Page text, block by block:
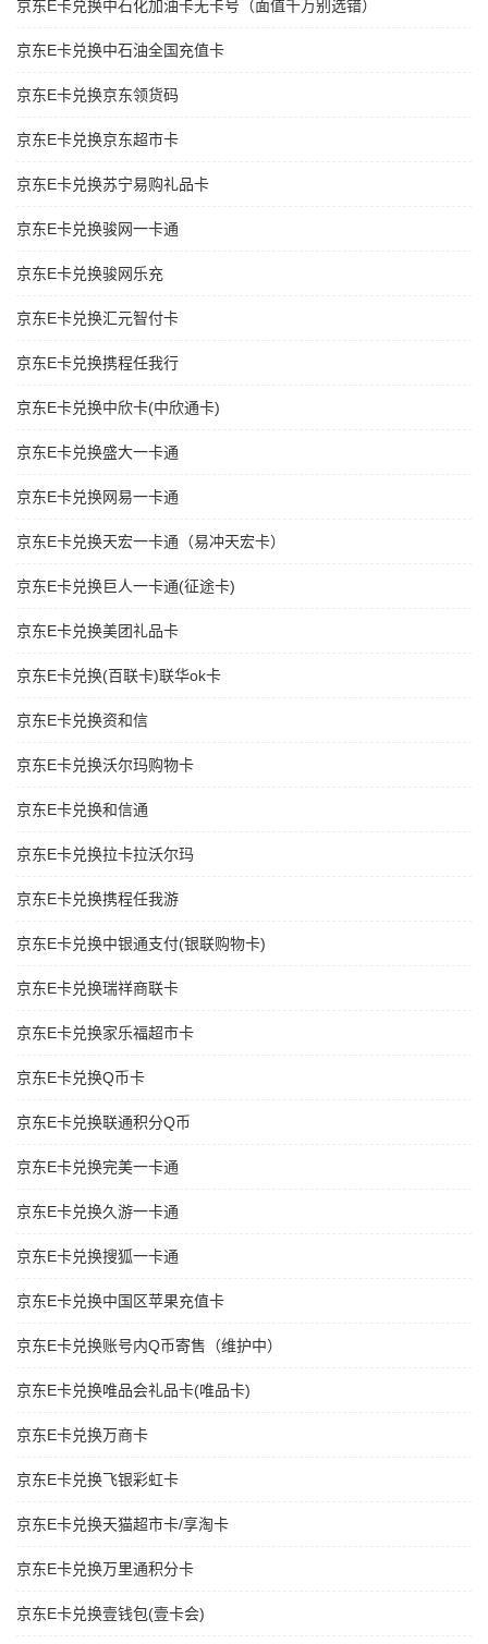
京东E卡兑换中石化加油卡无卡号（面值千万别选错）
京东E卡兑换中石油全国充值卡
京东E卡兑换京东领货码
京东E卡兑换京东超市卡
京东E卡兑换苏宁易购礼品卡
京东E卡兑换骏网一卡通
京东E卡兑换骏网乐充
京东E卡兑换汇元智付卡
京东E卡兑换携程任我行
京东E卡兑换中欣卡(中欣通卡)
京东E卡兑换盛大一卡通
京东E卡兑换网易一卡通
京东E卡兑换天宏一卡通（易冲天宏卡）
京东E卡兑换巨人一卡通(征途卡)
京东E卡兑换美团礼品卡
京东E卡兑换(百联卡)联华ok卡
京东E卡兑换资和信
京东E卡兑换沃尔玛购物卡
京东E卡兑换和信通
京东E卡兑换拉卡拉沃尔玛
京东E卡兑换携程任我游
京东E卡兑换中银通支付(银联购物卡)
京东E卡兑换瑞祥商联卡
京东E卡兑换家乐福超市卡
京东E卡兑换Q币卡
京东E卡兑换联通积分Q币
京东E卡兑换完美一卡通
京东E卡兑换久游一卡通
京东E卡兑换搜狐一卡通
京东E卡兑换中国区苹果充值卡
京东E卡兑换账号内Q币寄售（维护中）
京东E卡兑换唯品会礼品卡(唯品卡)
京东E卡兑换万商卡
京东E卡兑换飞银彩虹卡
京东E卡兑换天猫超市卡/享淘卡
京东E卡兑换万里通积分卡
京东E卡兑换壹钱包(壹卡会)